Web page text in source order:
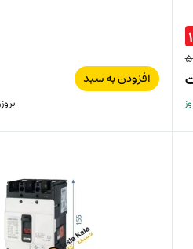
قیمت
اصلی:
قیمت
افزودن به سبد